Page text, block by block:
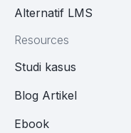
Alternatif LMS
Resources
Studi kasus
Blog Artikel
Ebook